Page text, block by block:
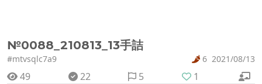
№0088_210813_13手詰
#mtvsqlc7a9 6 2021/08/13
49 22 5
1